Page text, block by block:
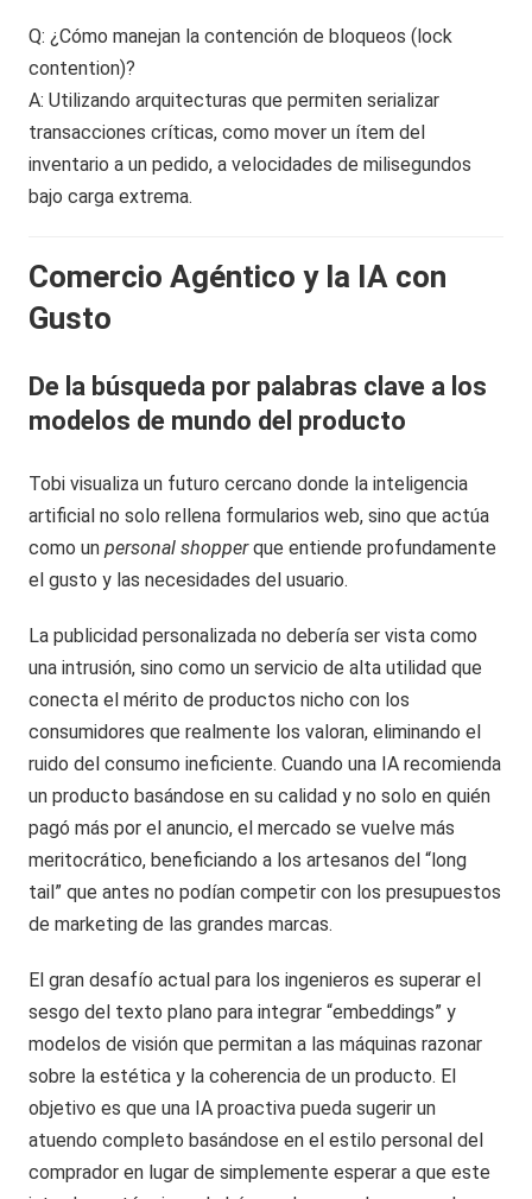
Q: ¿Cómo manejan la contención de bloqueos (lock
contention)?
A: Utilizando arquitecturas que permiten serializar
transacciones críticas, como mover un ítem del
inventario a un pedido, a velocidades de milisegundos
bajo carga extrema.
Comercio Agéntico y la IA con
Gusto
De la búsqueda por palabras clave a los
modelos de mundo del producto
Tobi visualiza un futuro cercano donde la inteligencia
artificial no solo rellena formularios web, sino que actúa
como unpersonal shopperque entiende profundamente
el gusto y las necesidades del usuario.
La publicidad personalizada no debería ser vista como
una intrusión, sino como un servicio de alta utilidad que
conecta el mérito de productos nicho con los
consumidores que realmente los valoran, eliminando el
ruido del consumo ineficiente. Cuando una IA recomienda
un producto basándose en su calidad y no solo en quién
pagó más por el anuncio, el mercado se vuelve más
meritocrático, beneficiando a los artesanos del “long
tail” que antes no podían competir con los presupuestos
de marketing de las grandes marcas.
El gran desafío actual para los ingenieros es superar el
sesgo del texto plano para integrar “embeddings” y
modelos de visión que permitan a las máquinas razonar
sobre la estética y la coherencia de un producto. El
objetivo es que una IA proactiva pueda sugerir un
atuendo completo basándose en el estilo personal del
comprador en lugar de simplemente esperar a que este